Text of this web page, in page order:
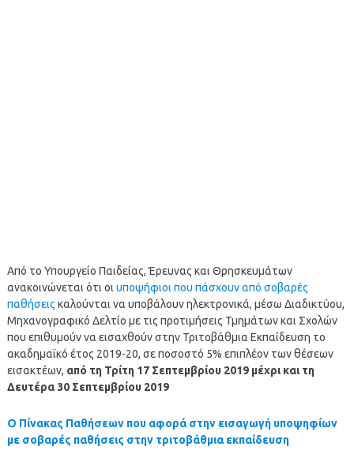
Από το Υπουργείο Παιδείας, Έρευνας και Θρησκευμάτων
ανακοινώνεται ότι οι υποψήφιοι που πάσχουν από σοβαρές
παθήσεις καλούνται να υποβάλουν ηλεκτρονικά, μέσω Διαδικτύου,
Μηχανογραφικό Δελτίο με τις προτιμήσεις Τμημάτων και Σχολών
που επιθυμούν να εισαχθούν στην Τριτοβάθμια Εκπαίδευση το
ακαδημαϊκό έτος 2019-20, σε ποσοστό 5% επιπλέον των θέσεων
εισακτέων, από τη Τρίτη 17 Σεπτεμβρίου 2019 μέχρι και τη
Δευτέρα 30 Σεπτεμβρίου 2019
Ο Πίνακας Παθήσεων που αφορά στην εισαγωγή υποψηφίων
με σοβαρές παθήσεις στην τριτοβάθμια εκπαίδευση